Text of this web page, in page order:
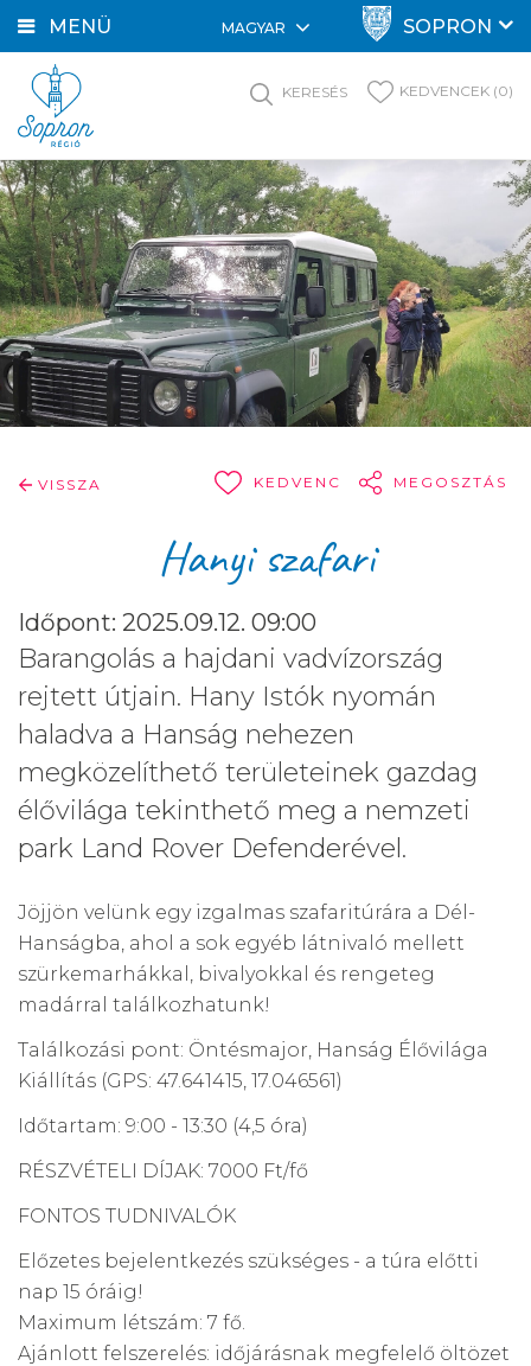
MENÜ MAGYAR SOPRON
KERESÉS KEDVENCEK (0)
VISSZA KEDVENC MEGOSZTÁS
Hanyi szafari
Időpont: 2025.09.12. 09:00
Barangolás a hajdani vadvízország
rejtett útjain. Hany Istók nyomán
haladva a Hanság nehezen
megközelíthető területeinek gazdag
élővilága tekinthető meg a nemzeti
park Land Rover Defenderével.
Jöjjön velünk egy izgalmas szafaritúrára a Dél-
Hanságba, ahol a sok egyéb látnivaló mellett
szürkemarhákkal, bivalyokkal és rengeteg
madárral találkozhatunk!
Találkozási pont: Öntésmajor, Hanság Élővilága
Kiállítás (GPS: 47.641415, 17.046561)
Időtartam: 9:00 - 13:30 (4,5 óra)
RÉSZVÉTELI DÍJAK: 7000 Ft/fő
FONTOS TUDNIVALÓK
Előzetes bejelentkezés szükséges - a túra előtti
nap 15 óráig!
Maximum létszám: 7 fő.
Ajánlott felszerelés: időjárásnak megfelelő öltözet